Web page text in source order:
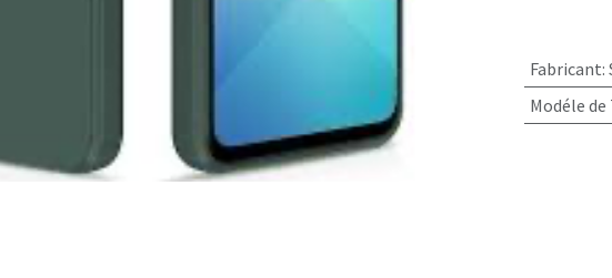
Stock
Fabricant:
Modéle